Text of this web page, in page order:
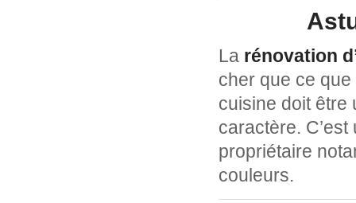
La rénovation
cher que ce que
cuisine doit être
caractère.
propriétaire
couleurs.